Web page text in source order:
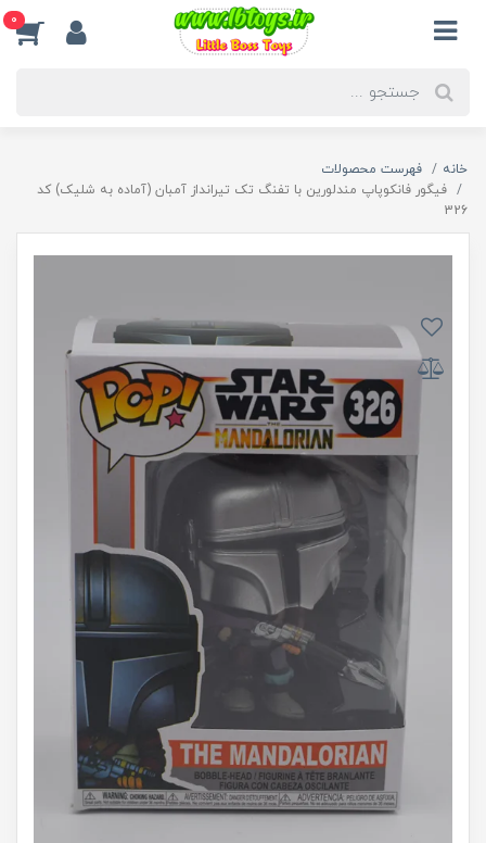
0
خانه
فهرست محصولات
فیگور فانکوپاپ مندلورین با تفنگ تک تیرانداز آمبان (آماده به شلیک) کد
326